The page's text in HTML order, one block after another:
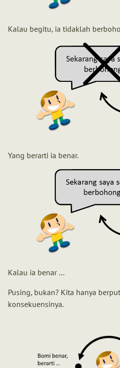
Kalau begitu, ia tidaklah
Yang berarti ia benar.
Kalau ia benar …
Pusing, bukan? Kita hanya
konsekuensinya.